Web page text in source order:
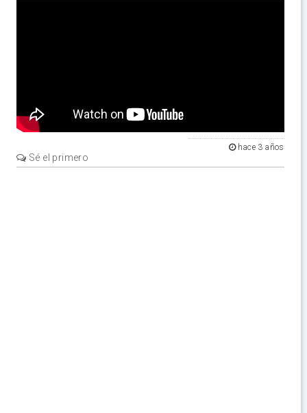
hace 3 años
Sé el primero